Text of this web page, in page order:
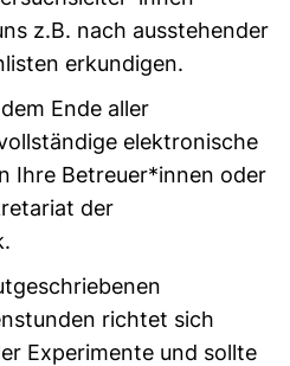
z.B. nach ausstehender
erkundigen.
Ende aller
elektronische
Ihre Betreuer*innen oder
der
richtet sich
Experimente und sollte